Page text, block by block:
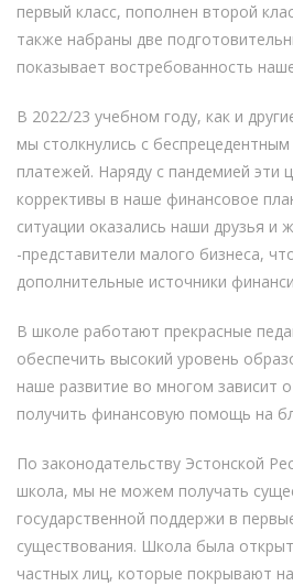
первый класс, пополнен второй
также набраны две
показывает востребованность
В 2022/23 учебном году, как и
мы столкнулись с
платежей. Наряду с пандемией эти
коррективы в наше финансовое
ситуации оказались наши друзья и
-представители малого бизнеса,
дополнительные источники
В школе работают прекрасные
обеспечить высокий уровень
наше развитие во многом зависит
получить финансовую помощь на
По законодательству Эстонской
школа, мы не можем получать
государственной поддержи в
существования. Школа была
частных лиц, которые покрывают